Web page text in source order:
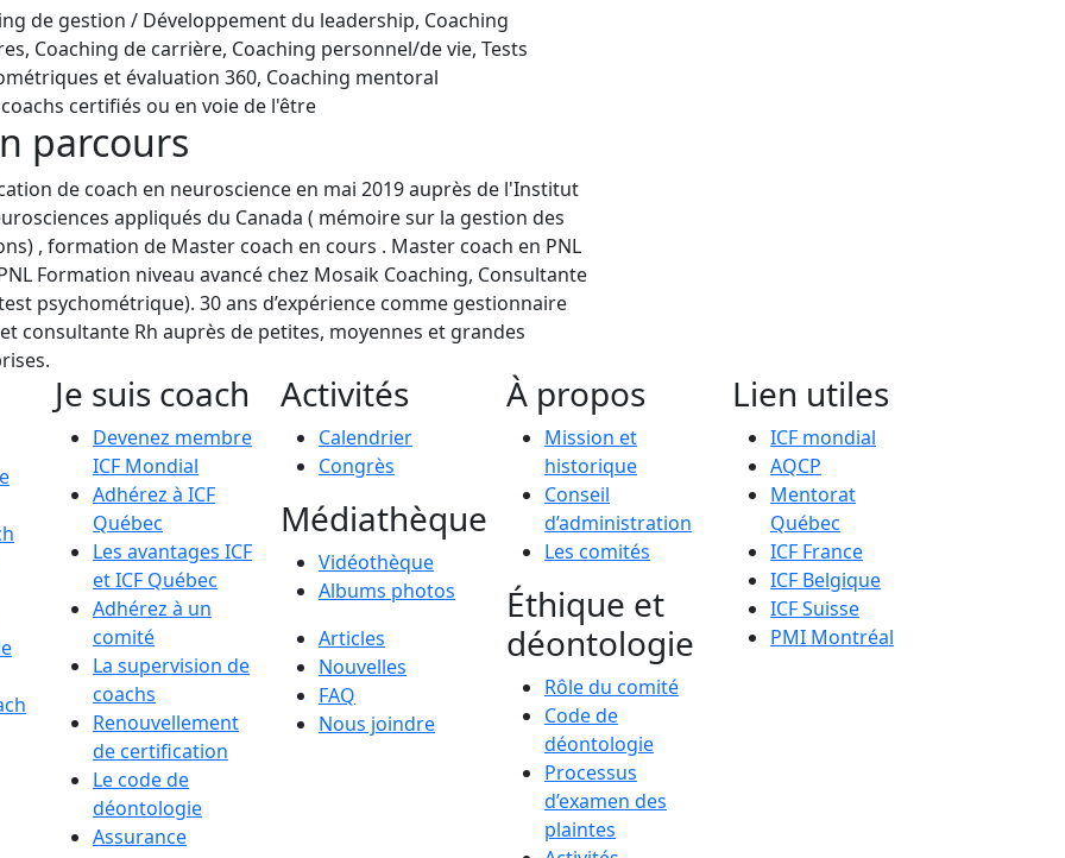
de gestion / Développement du leadership, Coaching
Coaching de carrière, Coaching personnel/de vie, Tests
et évaluation 360, Coaching mentoral
certifiés ou en voie de l'être
parcours
de coach en neuroscience en mai 2019 auprès de l'Institut
appliqués du Canada ( mémoire sur la gestion des
, formation de Master coach en cours . Master coach en PNL
Formation niveau avancé chez Mosaik Coaching, Consultante
psychométrique). 30 ans d’expérience comme gestionnaire
consultante Rh auprès de petites, moyennes et grandes
Je suis coach
Devenez membre
ICF Mondial
Adhérez à ICF
Québec
Les avantages ICF
et ICF Québec
Adhérez à un
comité
La supervision de
coachs
Renouvellement
de certification
Le code de
déontologie
Assurance
Activités
Calendrier
Congrès
Médiathèque
Vidéothèque
Albums photos
Articles
Nouvelles
FAQ
Nous joindre
À propos
Mission et
historique
Conseil
d’administration
Les comités
Éthique et
déontologie
Rôle du comité
Code de
déontologie
Processus
d’examen des
plaintes
Lien utiles
ICF mondial
AQCP
Mentorat
Québec
ICF France
ICF Belgique
ICF Suisse
PMI Montréal